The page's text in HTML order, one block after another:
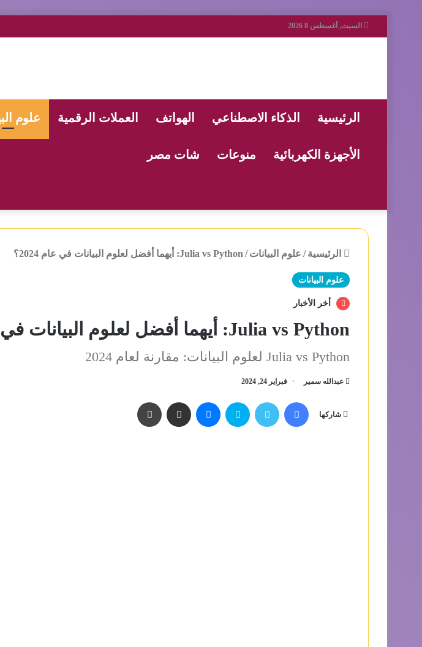
السبت, أغسطس 8 2026
الرئيسية الذكاء الاصطناعي الهواتف العملات الرقمية علوم
الأجهزة الكهربائية منوعات شات مصر
الرئيسية / علوم البيانات / Julia vs Python: أيهما أفضل لعلوم البيانات في عام 2024؟
علوم البيانات
أخر الأخبار
Julia vs Python: أيهما أفضل لعلوم البيانات في عام 2024؟
Julia vs Python لعلوم البيانات: مقارنة لعام 2024
عبدالله سمير فبراير 24, 2024
شاركها
فيسبوك تويتر سكايب ماسنجر مشاركة عبر البريد